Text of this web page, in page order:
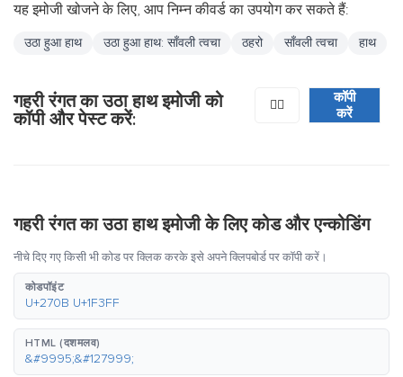
यह इमोजी खोजने के लिए, आप निम्न कीवर्ड का उपयोग कर सकते हैं:
उठा हुआ हाथ उठा हुआ हाथ: साँवली त्वचा ठहरो साँवली त्वचा हाथ
गहरी रंगत का उठा हाथ इमोजी को
कॉपी और पेस्ट करें:
✋🏿
कॉपी
करें
गहरी रंगत का उठा हाथ इमोजी के लिए कोड और एन्कोडिंग
नीचे दिए गए किसी भी कोड पर क्लिक करके इसे अपने क्लिपबोर्ड पर कॉपी करें।
कोडपॉइंट
U+270B U+1F3FF
HTML (दशमलव)
&#9995;&#127999;